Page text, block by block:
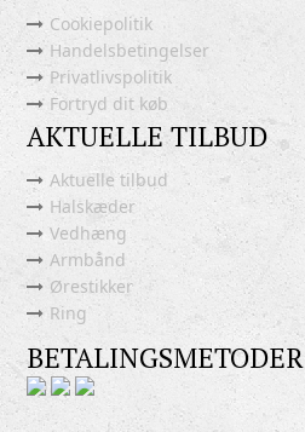
Cookiepolitik
Handelsbetingelser
Privatlivspolitik
Fortryd dit køb
AKTUELLE TILBUD
Aktuelle tilbud
Halskæder
Vedhæng
Armbånd
Ørestikker
Ring
BETALINGSMETODER